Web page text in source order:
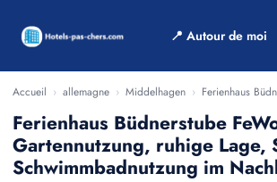
📍 Autour de moi
Accueil › allemagne › Middelhagen › Ferienhaus
Ferienhaus Büdnerstube
Gartennutzung, ruhige Lage,
Schwimmbadnutzung im